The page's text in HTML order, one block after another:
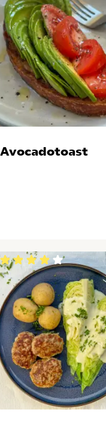
Avocadotoast